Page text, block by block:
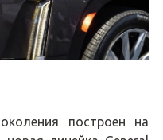
построен на